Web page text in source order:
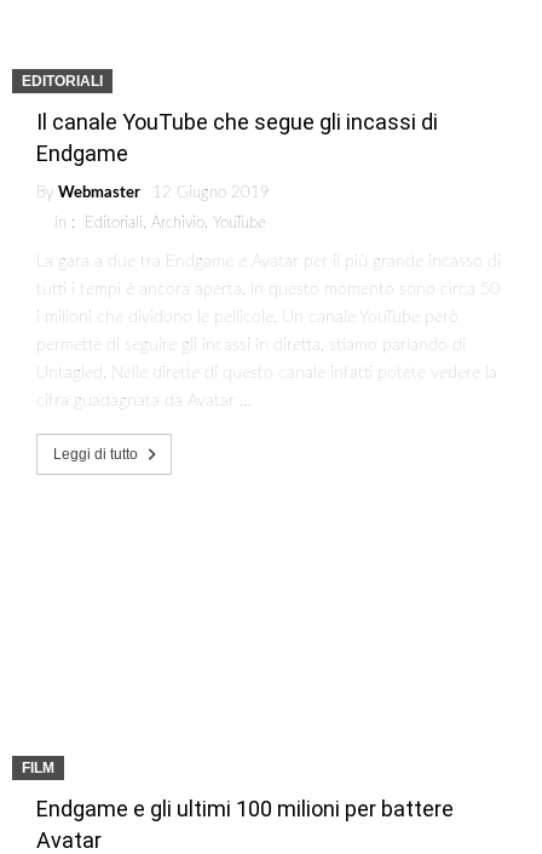
EDITORIALI
Il canale YouTube che segue gli incassi di
Endgame
By Webmaster
12 Giugno 2019
in :
Editoriali, Archivio, YouTube
La gara a due tra Endgame e Avatar per il più grande incasso di
tutti i tempi è ancora aperta. In questo momento sono circa 50
i milioni che dividono le pellicole. Un canale YouTube però
permette di seguire gli incassi in diretta, stiamo parlando di
Untagled. Nelle dirette di questo canale infatti potete vedere la
cifra guadagnata da Avatar …
Leggi di tutto
FILM
Endgame e gli ultimi 100 milioni per battere
Avatar